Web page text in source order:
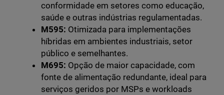
conformidade em setores como educação,
saúde e outras indústrias regulamentadas.
M595: Otimizada para implementações
híbridas em ambientes industriais, setor
público e semelhantes.
M695: Opção de maior capacidade, com
fonte de alimentação redundante, ideal para
serviços geridos por MSPs e workloads